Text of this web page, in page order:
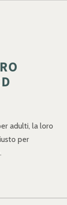
adulti, la loro
per